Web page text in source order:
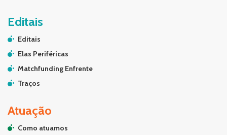
Editais
Editais
Elas Periféricas
Matchfunding Enfrente
Traços
Atuação
Como atuamos